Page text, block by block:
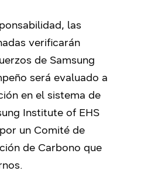
las
verificarán
de Samsung
será evaluado a
en el sistema de
Institute of EHS
un Comité de
de Carbono que